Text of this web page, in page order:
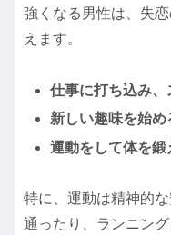
強くなる男性は、失
えます。
仕事に打ち込み
新しい趣味を始め
運動をして体を鍛
特に、運動は精神的
通ったり、ランニン